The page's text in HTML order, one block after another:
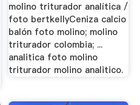
molino triturador analítica /
foto bertkellyCeniza calcio
balón foto molino; molino
triturador colombia; ...
analitica foto molino
triturador molino analitico.